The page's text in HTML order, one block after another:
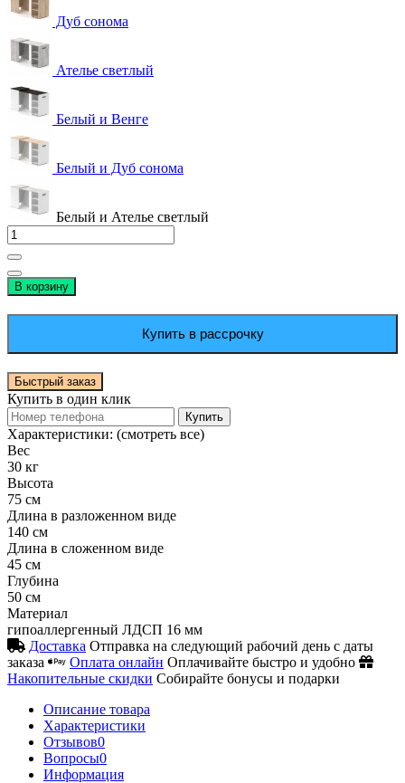
Дуб сонома
Ателье светлый
Белый и Венге
Белый и Дуб сонома
Белый и Ателье светлый
В корзину
Купить в рассрочку
Быстрый заказ
Купить в один клик
Купить
Характеристики: (смотреть все)
Вес
30 кг
Высота
75 см
Длина в разложенном виде
140 см
Длина в сложенном виде
45 см
Глубина
50 см
Материал
гипоаллергенный ЛДСП 16 мм
Доставка Отправка на следующий рабочий день с даты
заказа
Оплата онлайн Оплачивайте быстро и удобно
Накопительные скидки Собирайте бонусы и подарки
Описание товара
Характеристики
Отзывов0
Вопросы0
Информация